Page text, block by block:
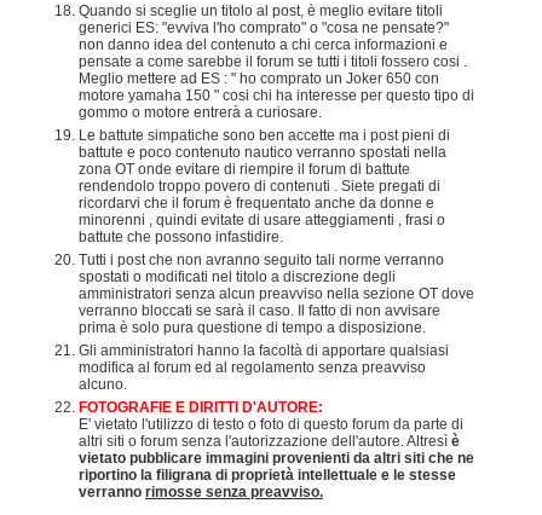
Quando si sceglie un titolo al post, è meglio evitare titoli
generici ES: "evviva l'ho comprato" o "cosa ne pensate?"
non danno idea del contenuto a chi cerca informazioni e
pensate a come sarebbe il forum se tutti i titoli fossero cosi .
Meglio mettere ad ES : " ho comprato un Joker 650 con
motore yamaha 150 " cosi chi ha interesse per questo tipo di
gommo o motore entrerà a curiosare.
Le battute simpatiche sono ben accette ma i post pieni di
battute e poco contenuto nautico verranno spostati nella
zona OT onde evitare di riempire il forum di battute
rendendolo troppo povero di contenuti . Siete pregati di
ricordarvi che il forum è frequentato anche da donne e
minorenni , quindi evitate di usare atteggiamenti , frasi o
battute che possono infastidire.
Tutti i post che non avranno seguito tali norme verranno
spostati o modificati nel titolo a discrezione degli
amministratori senza alcun preavviso nella sezione OT dove
verranno bloccati se sarà il caso. Il fatto di non avvisare
prima è solo pura questione di tempo a disposizione.
Gli amministratori hanno la facoltà di apportare qualsiasi
modifica al forum ed al regolamento senza preavviso
alcuno.
FOTOGRAFIE E DIRITTI D'AUTORE:
E' vietato l'utilizzo di testo o foto di questo forum da parte di
altri siti o forum senza l'autorizzazione dell'autore. Altresì è
vietato pubblicare immagini provenienti da altri siti che ne
riportino la filigrana di proprietà intellettuale e le stesse
verranno rimosse senza preavviso.